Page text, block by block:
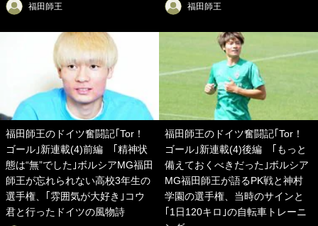
福田師王 福田師王
福田師王のドイツ奮闘記｢Tor！
ゴール｣新連載(4)前編 ｢精神状
態は“無”でした｣ボルシアMG福田
師王が忘れられない高校3年生の
選手権、｢雰囲気が大好き｣コウ
君と行ったドイツの風物詩
福田師王のドイツ奮闘記｢Tor！
ゴール｣新連載(4)後編 ｢もっと
備えておくべきだった｣ボルシア
MG福田師王が語るPK戦と神村
学園の選手権、当時のサインと
｢1日120キロ｣の自転車トレーニ